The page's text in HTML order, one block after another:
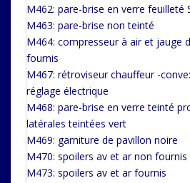
M462: pare-brise en verre feuilleté
M463: pare-brise non teinté
M464: compresseur à air et jauge
fournis
M467: rétroviseur chauffeur -
réglage électrique
M468: pare-brise en verre teinté
latérales teintées vert
M469: garniture de pavillon noire
M470: spoilers av et ar non fournis
M473: spoilers av et ar fournis